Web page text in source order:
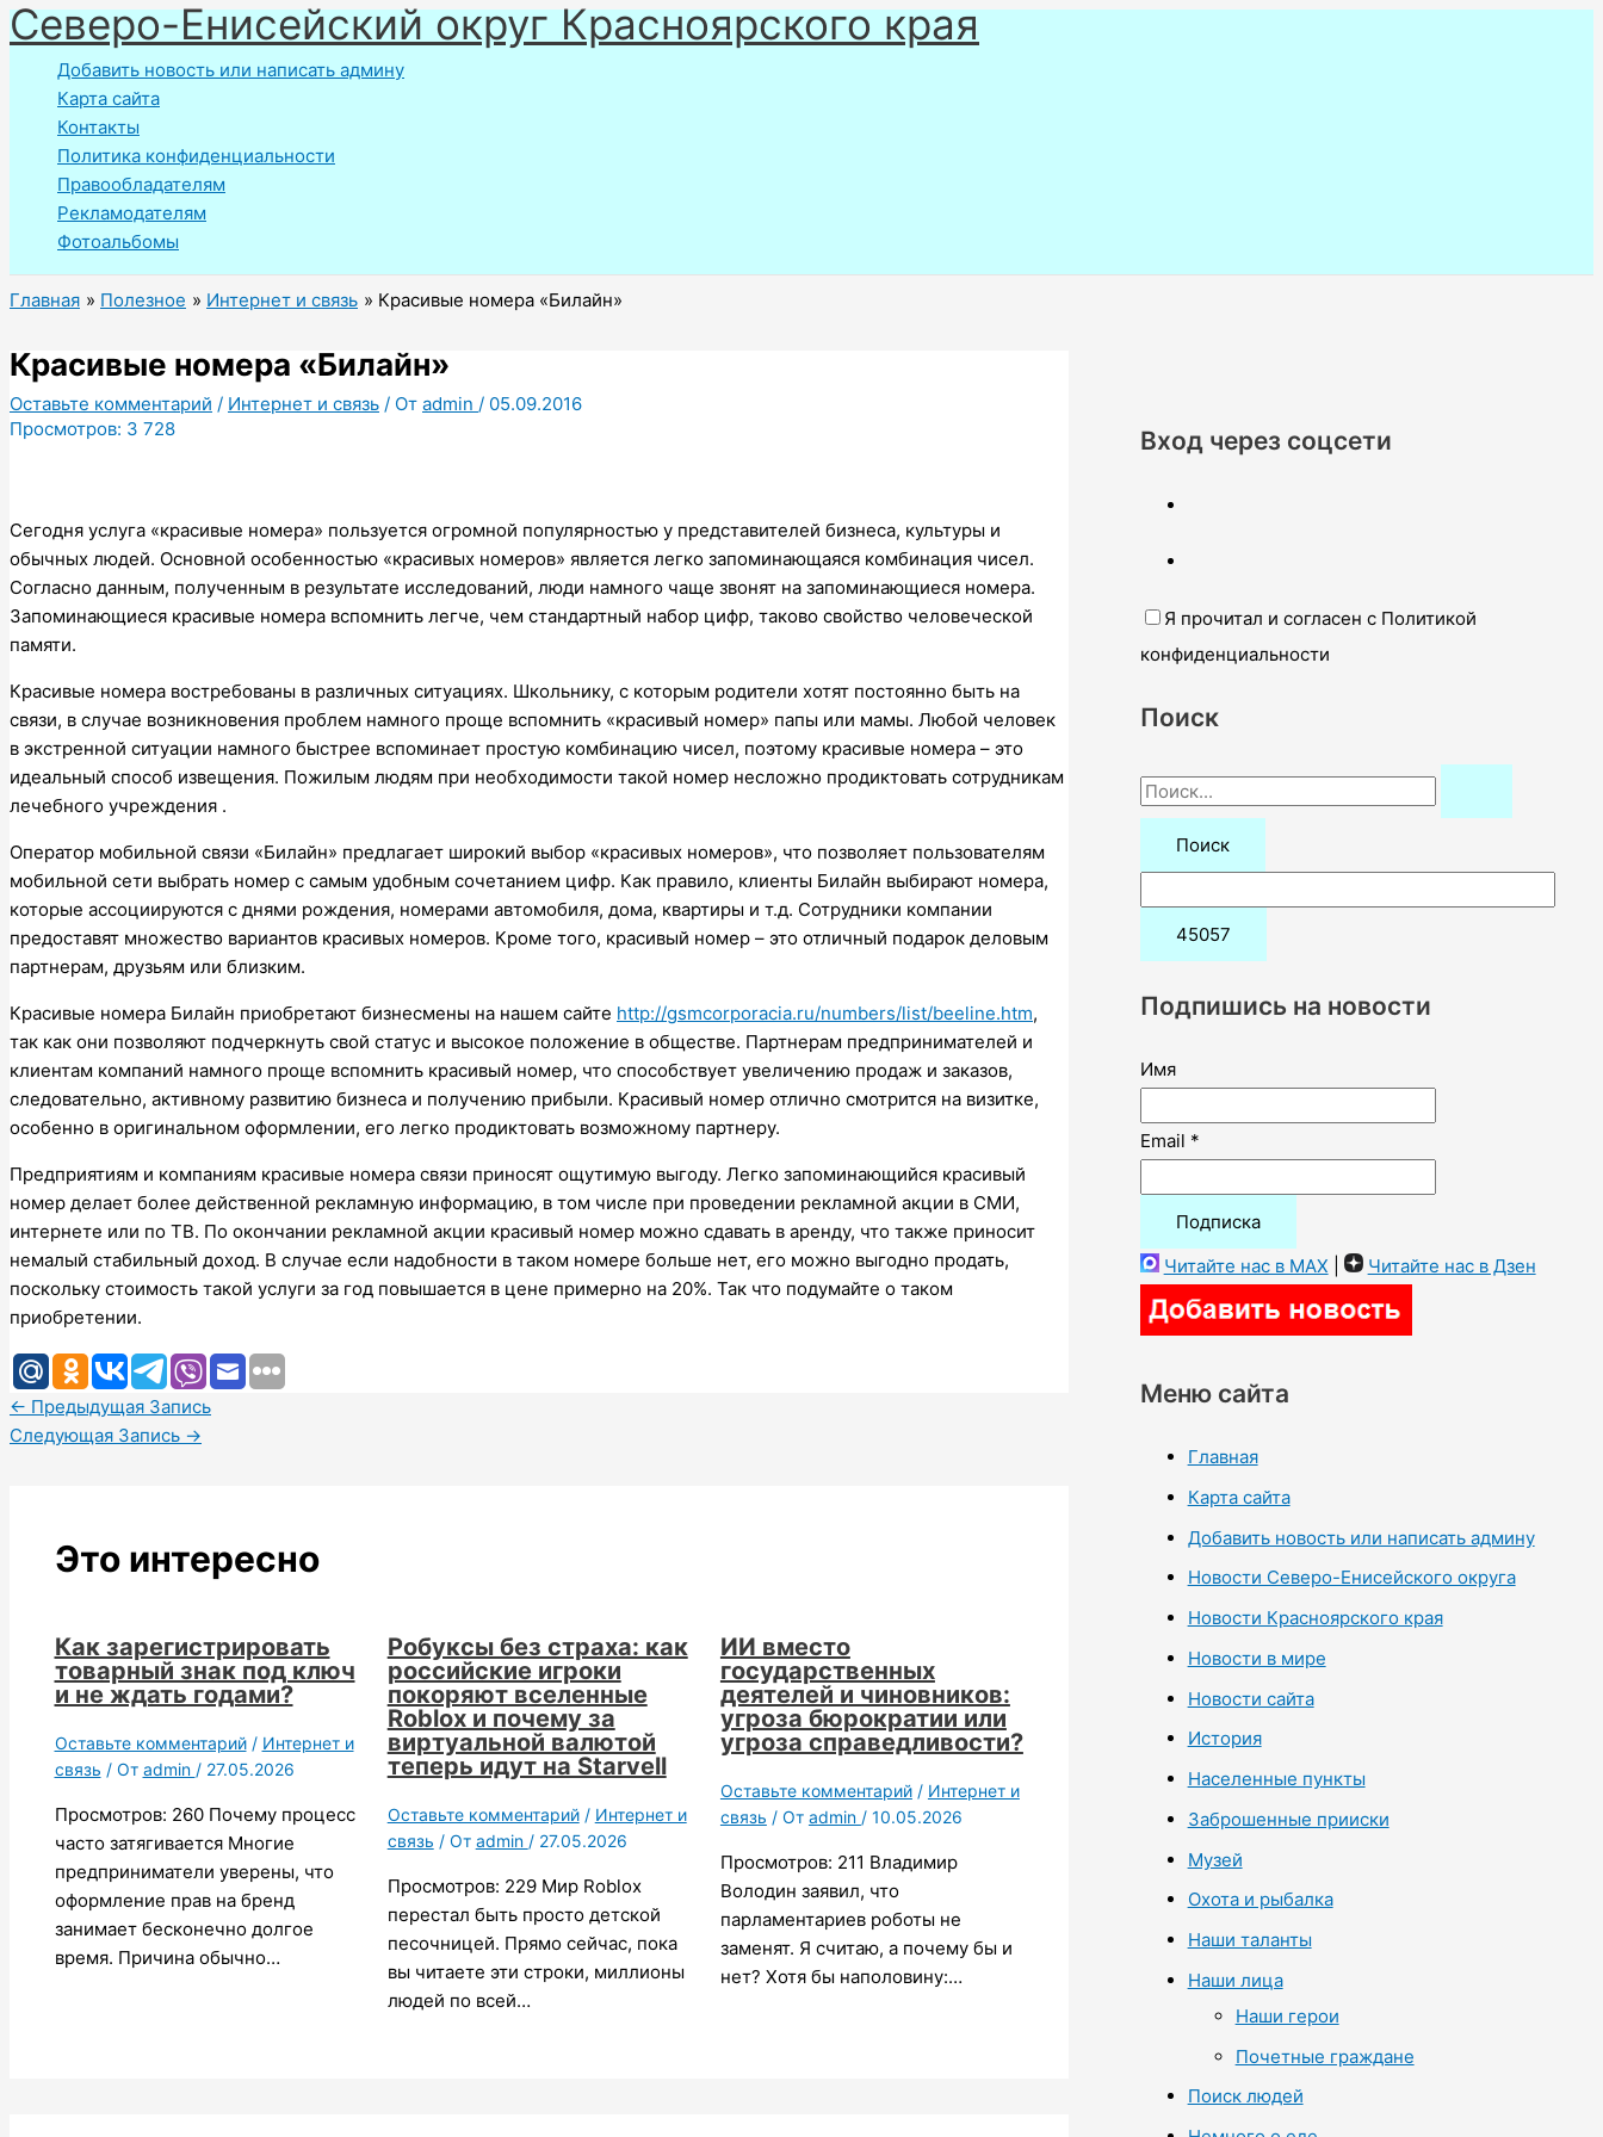
Перейти
к
содержимому
Северо-Енисейский округ Красноярского края
Добавить новость или написать админу
Карта сайта
Контакты
Политика конфиденциальности
Правообладателям
Рекламодателям
Фотоальбомы
Главная Полезное Интернет и связь Красивые номера «Билайн»
Красивые номера «Билайн»
Оставьте комментарий / Интернет и связь / От admin / 05.09.2016
Просмотров: 3 728
Сегодня услуга «красивые номера» пользуется огромной популярностью у представителей бизнеса, культуры и
обычных людей. Основной особенностью «красивых номеров» является легко запоминающаяся комбинация чисел.
Согласно данным, полученным в результате исследований, люди намного чаще звонят на запоминающиеся номера.
Запоминающиеся красивые номера вспомнить легче, чем стандартный набор цифр, таково свойство человеческой
памяти.
Красивые номера востребованы в различных ситуациях. Школьнику, с которым родители хотят постоянно быть на
связи, в случае возникновения проблем намного проще вспомнить «красивый номер» папы или мамы. Любой человек
в экстренной ситуации намного быстрее вспоминает простую комбинацию чисел, поэтому красивые номера – это
идеальный способ извещения. Пожилым людям при необходимости такой номер несложно продиктовать сотрудникам
лечебного учреждения .
Оператор мобильной связи «Билайн» предлагает широкий выбор «красивых номеров», что позволяет пользователям
мобильной сети выбрать номер с самым удобным сочетанием цифр. Как правило, клиенты Билайн выбирают номера,
которые ассоциируются с днями рождения, номерами автомобиля, дома, квартиры и т.д. Сотрудники компании
предоставят множество вариантов красивых номеров. Кроме того, красивый номер – это отличный подарок деловым
партнерам, друзьям или близким.
Красивые номера Билайн приобретают бизнесмены на нашем сайте http://gsmcorporacia.ru/numbers/list/beeline.htm,
так как они позволяют подчеркнуть свой статус и высокое положение в обществе. Партнерам предпринимателей и
клиентам компаний намного проще вспомнить красивый номер, что способствует увеличению продаж и заказов,
следовательно, активному развитию бизнеса и получению прибыли. Красивый номер отлично смотрится на визитке,
особенно в оригинальном оформлении, его легко продиктовать возможному партнеру.
Предприятиям и компаниям красивые номера связи приносят ощутимую выгоду. Легко запоминающийся красивый
номер делает более действенной рекламную информацию, в том числе при проведении рекламной акции в СМИ,
интернете или по ТВ. По окончании рекламной акции красивый номер можно сдавать в аренду, что также приносит
немалый стабильный доход. В случае если надобности в таком номере больше нет, его можно выгодно продать,
поскольку стоимость такой услуги за год повышается в цене примерно на 20%. Так что подумайте о таком
приобретении.
← Предыдущая Запись
Следующая Запись →
Это интересно
Как зарегистрировать
товарный знак под ключ
и не ждать годами?
Оставьте комментарий / Интернет и
связь / От admin / 27.05.2026
Просмотров: 260 Почему процесс
часто затягивается Многие
предприниматели уверены, что
оформление прав на бренд
занимает бесконечно долгое
время. Причина обычно…
Робуксы без страха: как
российские игроки
покоряют вселенные
Roblox и почему за
виртуальной валютой
теперь идут на Starvell
Оставьте комментарий / Интернет и
связь / От admin / 27.05.2026
Просмотров: 229 Мир Roblox
перестал быть просто детской
песочницей. Прямо сейчас, пока
вы читаете эти строки, миллионы
людей по всей…
ИИ вместо
государственных
деятелей и чиновников:
угроза бюрократии или
угроза справедливости?
Оставьте комментарий / Интернет и
связь / От admin / 10.05.2026
Просмотров: 211 Владимир
Володин заявил, что
парламентариев роботы не
заменят. Я считаю, а почему бы и
нет? Хотя бы наполовину:…
Вход через соцсети
Я прочитал и согласен с Политикой
конфиденциальности
Поиск
П
о
:
Подпишись на новости
Имя
Email *
Читайте нас в MAX Читайте нас в Дзен
Меню сайта
Главная
Карта сайта
Добавить новость или написать админу
Новости Северо-Енисейского округа
Новости Красноярского края
Новости в мире
Новости сайта
История
Населенные пункты
Заброшенные прииски
Музей
Охота и рыбалка
Наши таланты
Наши лица
Наши герои
Почетные граждане
Поиск людей